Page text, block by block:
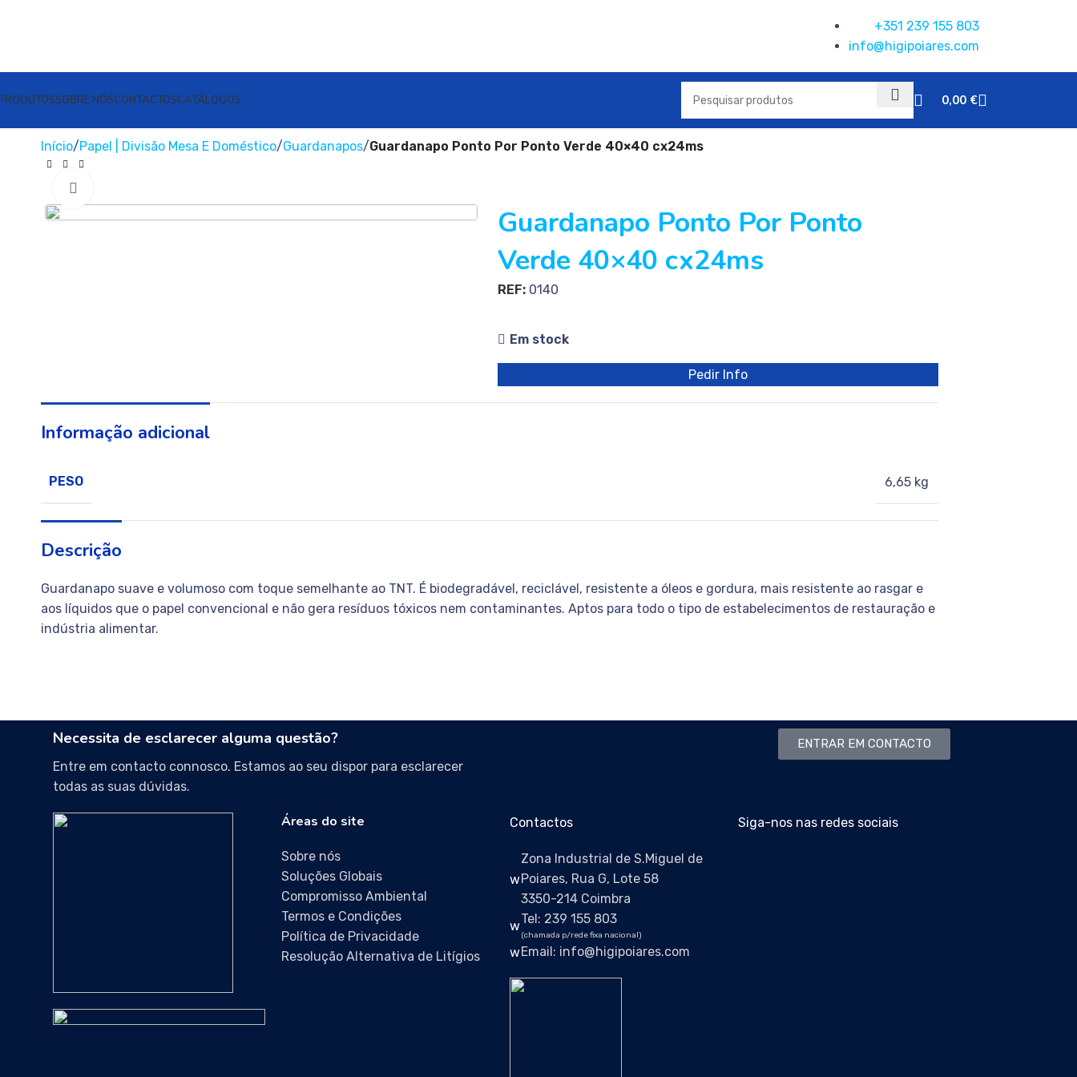
+351 239 155 803
info@higipoiares.com
SOBRE NÓSCONTACTOSCATÁLOGOS 0,00 €
Início Papel | Divisão Mesa E Doméstico Guardanapos Guardanapo Ponto Por Ponto Verde 40×40 cx24ms
Guardanapo Ponto Por Ponto
Verde 40×40 cx24ms
REF: 0140
Em stock
Pedir Info
Informação adicional
PESO 6,65 kg
Descrição
Guardanapo suave e volumoso com toque semelhante ao TNT. É biodegradável, reciclável, resistente a óleos e gordura, mais resistente ao rasgar e
aos líquidos que o papel convencional e não gera resíduos tóxicos nem contaminantes. Aptos para todo o tipo de estabelecimentos de restauração e
indústria alimentar.
Necessita de esclarecer alguma questão?
Entre em contacto connosco. Estamos ao seu dispor para esclarecer
todas as suas dúvidas.
ENTRAR EM CONTACTO
Áreas do site
Sobre nós
Soluções Globais
Compromisso Ambiental
Termos e Condições
Política de Privacidade
Resolução Alternativa de Litígios
Contactos
Zona Industrial de S.Miguel de
Poiares, Rua G, Lote 58
3350-214 Coimbra
Tel: 239 155 803
(chamada p/rede fixa nacional)
Email: info@higipoiares.com
Siga-nos nas redes sociais